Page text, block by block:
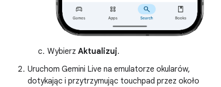
Wybierz Aktualizuj.
Uruchom Gemini Live na emulatorze okularów,
dotykając i przytrzymując touchpad przez około